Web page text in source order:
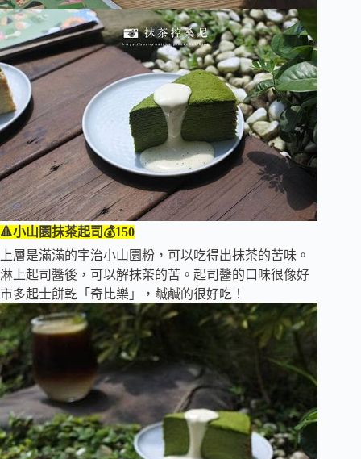
🔺小山園抹茶起司💰150
上層是滿滿的宇治小山園粉，可以吃得出抹茶的苦味。
淋上起司醬後，可以解抹茶的苦。起司醬的口味很像好
市多起士餅乾「奇比樂」，鹹鹹的很好吃！